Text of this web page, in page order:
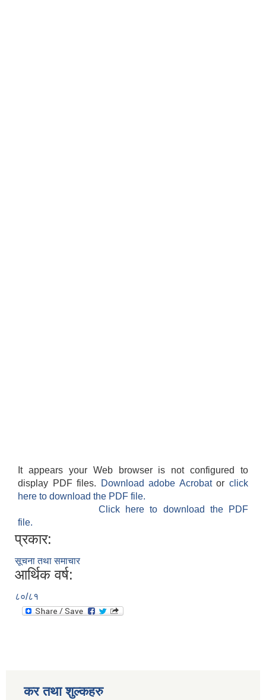
It appears your Web browser is not configured to
display PDF files.
Download adobe Acrobatorclick
here to download the PDF file.
Click here to download the PDF
file.
प्रकार:
सूचना तथा समाचार
आर्थिक वर्ष:
८०/८१
कर तथा शुल्कहरु